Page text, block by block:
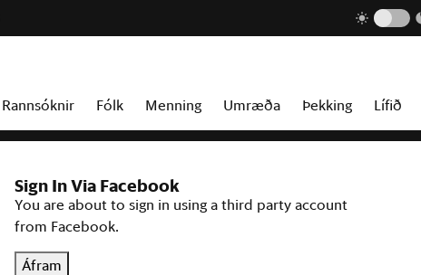
Rannsóknir Fólk Menning Umræða Þekking Lífið
Sign In Via Facebook
You are about to sign in using a third party account
from Facebook.
Áfram